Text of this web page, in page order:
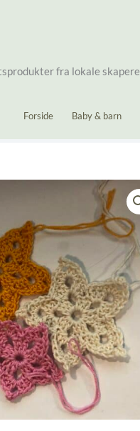
fra lokale skapere
Forside Baby & barn